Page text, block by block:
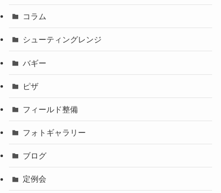
コラム
シューティングレンジ
バギー
ピザ
フィールド整備
フォトギャラリー
ブログ
定例会